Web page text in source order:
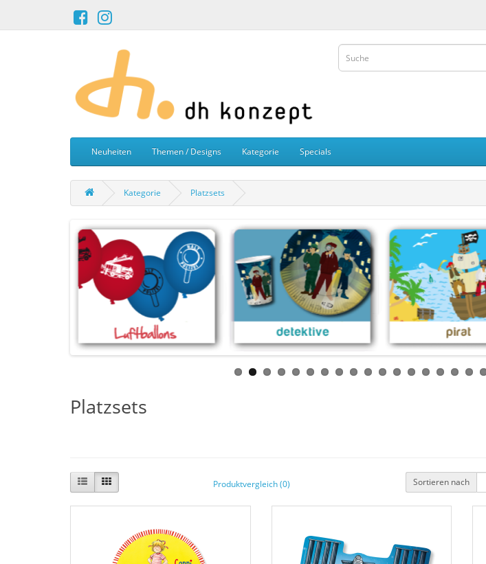
Neuheiten Themen / Designs Kategorie Specials
Kategorie Platzsets
Platzsets
Produktvergleich (0) Sortieren nach